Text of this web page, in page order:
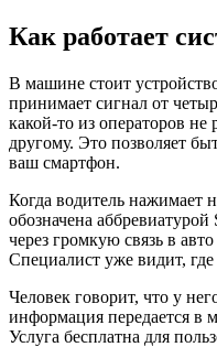
Как работает
В машине стоит
принимает сигнал от
какой-то из операторов не
другому. Это позволяет
ваш смартфон.
Когда водитель нажимает
обозначена
через громкую связь в
Специалист уже видит,
Человек говорит, что у
информация передается в
Услуга бесплатна для